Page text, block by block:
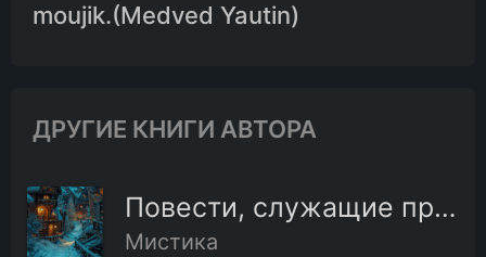
moujik.(Medved Yautin)
ДРУГИЕ КНИГИ АВТОРА
Повести, служащие продолжением "Вечеров на хуторе близ Диканьки"
Мистика